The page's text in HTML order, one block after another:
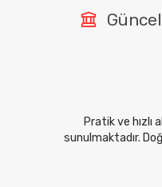
Pratik ve
sunulmaktadır.